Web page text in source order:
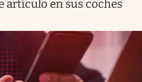
artículo en sus coches